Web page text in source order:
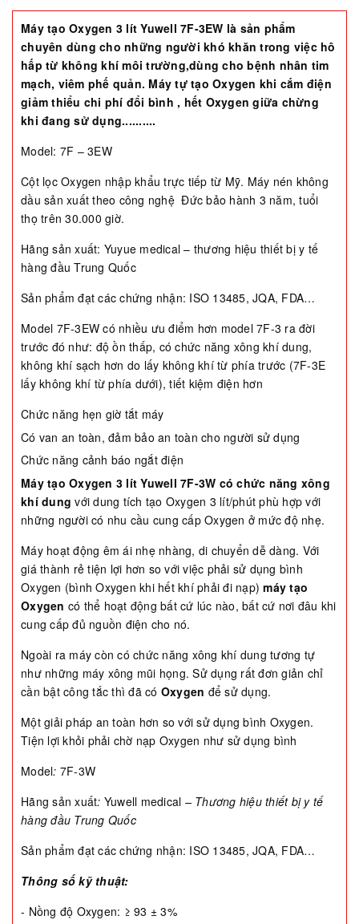
Máy tạo Oxygen 3 lít Yuwell 7F-3EW là sản phẩm
chuyên dùng cho những người khó khăn trong việc hô
hấp từ không khí môi trường,dùng cho bệnh nhân tim
mạch, viêm phế quản. Máy tự tạo Oxygen khi cắm điện
giảm thiểu chi phí đổi bình , hết Oxygen giữa chừng
khi đang sử dụng..........
Model: 7F – 3EW
Cột lọc Oxygen nhập khẩu trực tiếp từ Mỹ. Máy nén không
dầu sản xuất theo công nghệ Đức bảo hành 3 năm, tuổi
thọ trên 30.000 giờ.
Hãng sản xuất: Yuyue medical – thương hiệu thiết bị y tế
hàng đầu Trung Quốc
Sản phẩm đạt các chứng nhận: ISO 13485, JQA, FDA…
Model 7F-3EW có nhiều ưu điểm hơn model 7F-3 ra đời
trước đó như: độ ồn thấp, có chức năng xông khí dung,
không khí sạch hơn do lấy không khí từ phía trước (7F-3E
lấy không khí từ phía dưới), tiết kiệm điện hơn
Chức năng hẹn giờ tắt máy
Có van an toàn, đảm bảo an toàn cho người sử dụng
Chức năng cảnh báo ngắt điện
Máy tạo Oxygen 3 lít Yuwell 7F-3W có chức năng xông
khí dungvới dung tích tạo Oxygen 3 lít/phút phù hợp với
những người có nhu cầu cung cấp Oxygen ở mức độ nhẹ.
Máy hoạt động êm ái nhẹ nhàng, di chuyển dễ dàng. Với
giá thành rẻ tiện lợi hơn so với việc phải sử dụng bình
Oxygen (bình Oxygen khi hết khí phải đi nạp)máy tạo
Oxygen có thể hoạt động bất cứ lúc nào, bất cứ nơi đâu khi
cung cấp đủ nguồn điện cho nó.
Ngoài ra máy còn có chức năng xông khí dung tương tự
như những máy xông mũi họng. Sử dụng rất đơn giản chỉ
cần bật công tắc thì đã có Oxygen để sử dụng.
Một giải pháp an toàn hơn so với sử dụng bình Oxygen.
Tiện lợi khỏi phải chờ nạp Oxygen như sử dụng bình
Model: 7F-3W
Hãng sản xuất: Yuwell medical – Thương hiệu thiết bị y tế
hàng đầu Trung Quốc
Sản phẩm đạt các chứng nhận: ISO 13485, JQA, FDA…
Thông số kỹ thuật:
- Nồng độ Oxygen: ≥ 93 ± 3%